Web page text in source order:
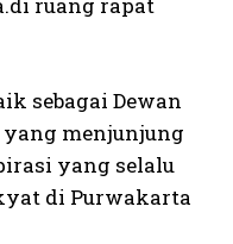
sebagai Dewan
menjunjung
yang selalu
di Purwakarta